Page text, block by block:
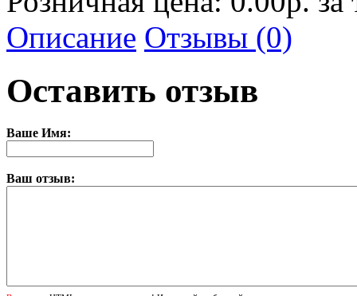
Описание Отзывы (0)
Оставить отзыв
Ваше Имя:
Ваш отзыв: